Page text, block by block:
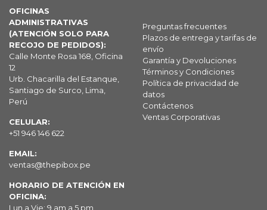
OFICINAS
ADMINISTRATIVAS
(ATENCIÓN SOLO PARA
RECOJO DE PEDIDOS):
Calle Monte Rosa 168, Oficina
12
Urb. Chacarilla del Estanque,
Santiago de Surco, Lima,
Perú
CELULAR:
+51 946 146 622
EMAIL:
ventas@thepibox.pe
HORARIO DE ATENCIÓN EN
OFICINA:
Lun a Vie: 9 am a 5 pm
Preguntas frecuentes
Plazos de entrega y tarifas de
envío
Garantía y Devoluciones
Términos y Condiciones
Política de privacidad de
datos
Contáctenos
Ventas Corporativas